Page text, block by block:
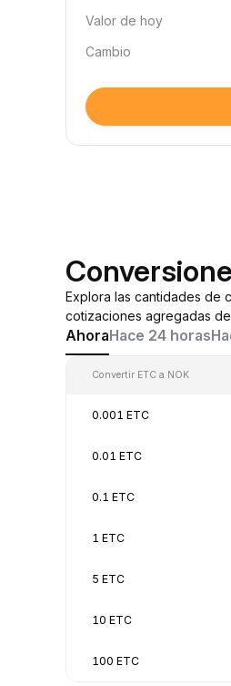
Valor de hoy
Cambio
Explora las cantidades de
cotizaciones agregadas
AhoraHace 24 horas
Convertir ETC a NOK
0.001 ETC
0.01 ETC
0.1 ETC
1 ETC
5 ETC
10 ETC
100 ETC